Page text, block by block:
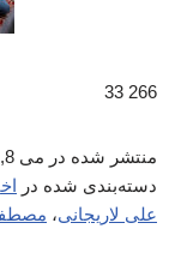
266 33
منتشر شده در می 8, 2026
دسته‌بندی شده در
علی لاریجانی،